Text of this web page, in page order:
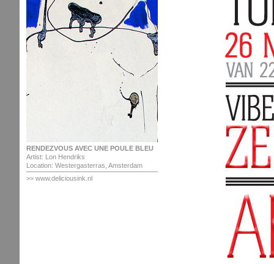
RENDEZVOUS AVEC UNE POULE BLEU
Artist: Lon Hendriks
Location: Westergasterras, Amsterdam
>> www.deliciousink.nl